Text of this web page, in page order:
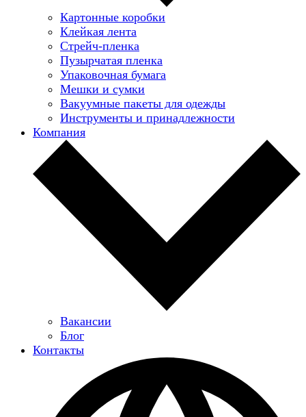
Картонные коробки
Клейкая лента
Стрейч-пленка
Пузырчатая пленка
Упаковочная бумага
Мешки и сумки
Вакуумные пакеты для одежды
Инструменты и принадлежности
Компания
Вакансии
Блог
Контакты